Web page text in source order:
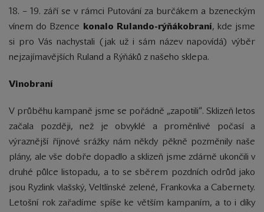
18. – 19. září se v rámci Putování za burčákem a bzeneckým
vínem do Bzence konalo Rulando-rýňákobraní, kde jsme
si pro Vás nachystali (jak už i sám název napovídá) výběr
nejzajímavějších Ruland a Rýňáků z našeho sklepa.
Vinobraní
V průběhu kampaně jsme se pořádně „zapotili“. Sklizeň letos
začala později, než je obvyklé a proměnlivé počasí a
výraznější říjnové srážky nám někdy pěkně pozměnily naše
plány, ale vše dobře dopadlo a sklizeň jsme zdárně ukončili v
druhé půlce listopadu, a to se sběrem pozdních odrůd jako
jsou Ryzlink vlašský, Veltlínské zelené, Frankovka a Cabernety.
Letošní rok zařadíme spíše ke větším kampaním, a to i díky